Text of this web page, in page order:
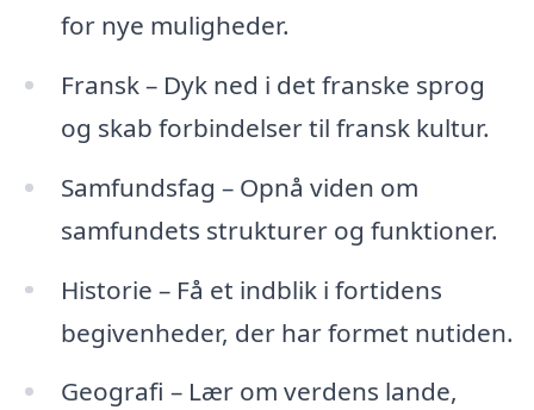
for nye muligheder.
Fransk – Dyk ned i det franske sprog
og skab forbindelser til fransk kultur.
Samfundsfag – Opnå viden om
samfundets strukturer og funktioner.
Historie – Få et indblik i fortidens
begivenheder, der har formet nutiden.
Geografi – Lær om verdens lande,